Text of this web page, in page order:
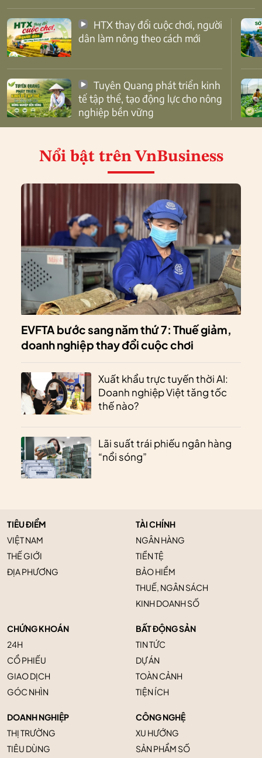
dân làm nông theo cách mới
tế tập thể, tạo động lực cho nông
nghiệp bền vững
Nổi bật trên VnBusiness
EVFTA bước sang năm thứ 7: Thuế giảm,
doanh nghiệp thay đổi cuộc chơi
Xuất khẩu trực tuyến thời AI:
Doanh nghiệp Việt tăng tốc
thế nào?
Lãi suất trái phiếu ngân hàng
“nổi sóng”
TIÊU ĐIỂM
VIỆT NAM
THẾ GIỚI
ĐỊA PHƯƠNG
TÀI CHÍNH
NGÂN HÀNG
TIỀN TỆ
BẢO HIỂM
THUẾ, NGÂN SÁCH
KINH DOANH SỐ
CHỨNG KHOÁN
24H
CỔ PHIẾU
GIAO DỊCH
GÓC NHÌN
BẤT ĐỘNG SẢN
TIN TỨC
DỰ ÁN
TOÀN CẢNH
TIỆN ÍCH
DOANH NGHIỆP
THỊ TRƯỜNG
TIÊU DÙNG
CÔNG NGHỆ
XU HƯỚNG
SẢN PHẨM SỐ